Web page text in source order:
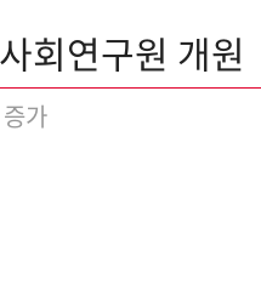
회연구원 개원
가